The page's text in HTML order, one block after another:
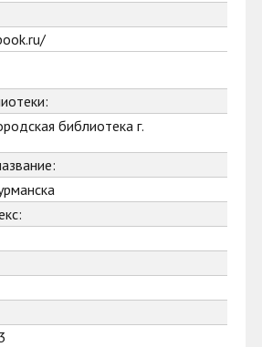
библиотека г.